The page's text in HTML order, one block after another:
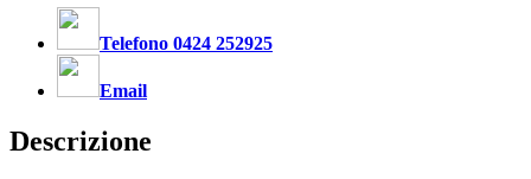
Telefono 0424 252925
Email
Descrizione